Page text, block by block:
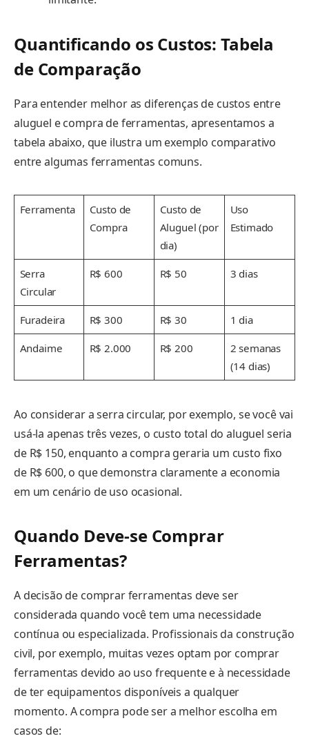
Quantificando os Custos: Tabela
de Comparação
Para entender melhor as diferenças de custos entre
aluguel e compra de ferramentas, apresentamos a
tabela abaixo, que ilustra um exemplo comparativo
entre algumas ferramentas comuns.
Ferramenta
Custo de
Compra
Custo de
Aluguel (por
dia)
Uso
Estimado
Serra
Circular
R$ 600 R$ 50 3 dias
Furadeira R$ 300 R$ 30 1 dia
Andaime R$ 2.000 R$ 200
2 semanas
(14 dias)
Ao considerar a serra circular, por exemplo, se você vai
usá-la apenas três vezes, o custo total do aluguel seria
de R$ 150, enquanto a compra geraria um custo fixo
de R$ 600, o que demonstra claramente a economia
em um cenário de uso ocasional.
Quando Deve-se Comprar
Ferramentas?
A decisão de comprar ferramentas deve ser
considerada quando você tem uma necessidade
contínua ou especializada. Profissionais da construção
civil, por exemplo, muitas vezes optam por comprar
ferramentas devido ao uso frequente e à necessidade
de ter equipamentos disponíveis a qualquer
momento. A compra pode ser a melhor escolha em
casos de: